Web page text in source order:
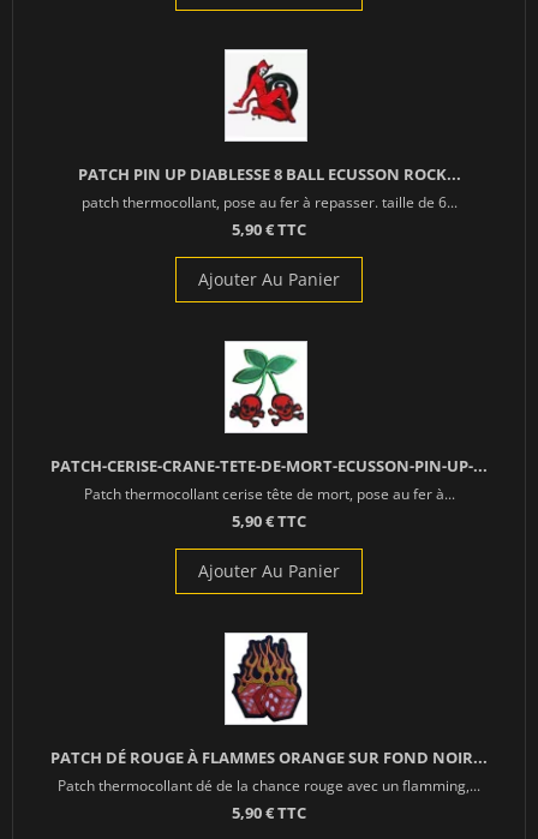
PATCH PIN UP DIABLESSE 8 BALL ECUSSON ROCK...
patch thermocollant, pose au fer à repasser. taille de 6...
5,90 € TTC
Ajouter Au Panier
PATCH-CERISE-CRANE-TETE-DE-MORT-ECUSSON-PIN-UP-...
Patch thermocollant cerise tête de mort, pose au fer à...
5,90 € TTC
Ajouter Au Panier
PATCH DÉ ROUGE À FLAMMES ORANGE SUR FOND NOIR...
Patch thermocollant dé de la chance rouge avec un flamming,...
5,90 € TTC